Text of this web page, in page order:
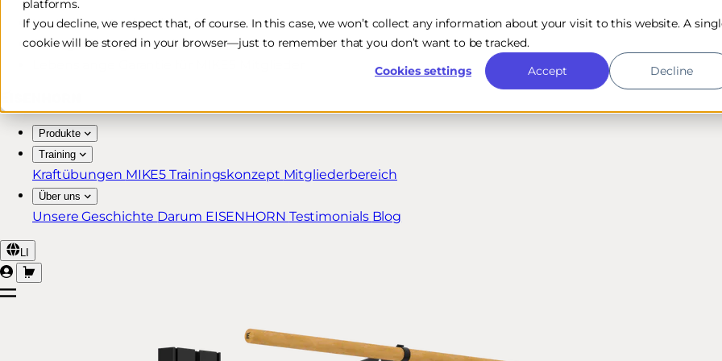
platforms.
If you decline, we respect that, of course. In this case, we won’t collect any information about your visit to this website. A
cookie will be stored in your browser—just to remember that you don’t want to be tracked.
Cookies settings
Accept Decline
Kostenlose & schnelle Lieferung*
30 Tage Rückgaberecht
Produkte
Training
Kraftübungen MIKE5 Trainingskonzept Mitgliederbereich
Über uns
Unsere Geschichte Darum EISENHORN Testimonials Blog
LI